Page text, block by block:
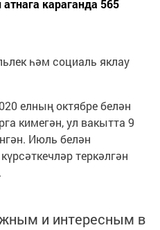
караганда 565
һәм социаль яклау
елның октябре белән
кимегән, ул вакытта 9
Июль белән
теркәлгән
и интересным в